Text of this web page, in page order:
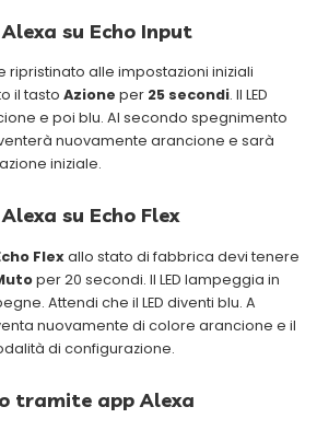
su Echo Input
ripristinato alle impostazioni iniziali
il tasto Azione per 25 secondi. Il LED
e poi blu. Al secondo spegnimento
nuovamente arancione e sarà
iniziale.
su Echo Flex
Flexallo stato di fabbrica devi tenere
per 20 secondi. Il LED lampeggia in
Attendi che il LED diventi blu. A
nuovamente di colore arancione e il
di configurazione.
tramite app Alexa